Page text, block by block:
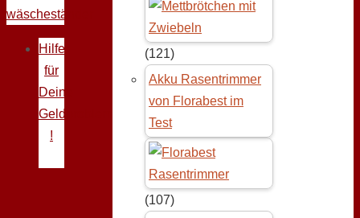
wäscheständer
Hilfe
für
Deine
Geldprobleme
!
(121)
Akku Rasentrimmer
von Florabest im
Test
(107)